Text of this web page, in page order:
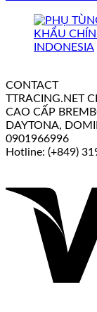
CONTACT
TTRACING.NET
CAO CẤP
DAYTONA,
0901966996
Hotline: (+849)